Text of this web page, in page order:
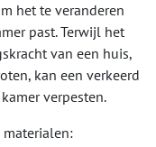
het te veranderen
past. Terwijl het
van een huis,
kan een verkeerd
verpesten.​